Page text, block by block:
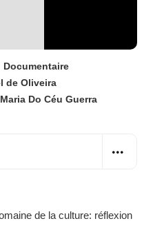
Documentaire
de Oliveira
Maria Do Céu Guerra
de la culture: réflexion